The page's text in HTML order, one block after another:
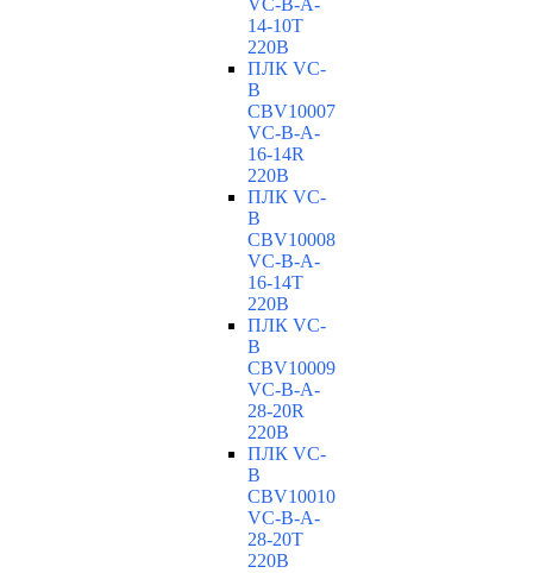
VC-В-A-
14-10T
220В
ПЛК VC-
B
CBV10007
VC-В-A-
16-14R
220В
ПЛК VC-
B
CBV10008
VC-В-A-
16-14T
220В
ПЛК VC-
B
CBV10009
VC-В-A-
28-20R
220В
ПЛК VC-
B
CBV10010
VC-В-A-
28-20T
220В